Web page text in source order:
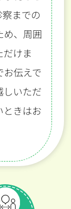
までの
め、周囲
けま
お伝えで
しいただ
ときはお